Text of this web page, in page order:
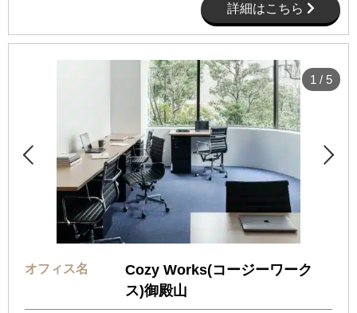
詳細はこちら
 
1 / 5
オフィス名
Cozy Works(コージーワーク
ス)御殿山